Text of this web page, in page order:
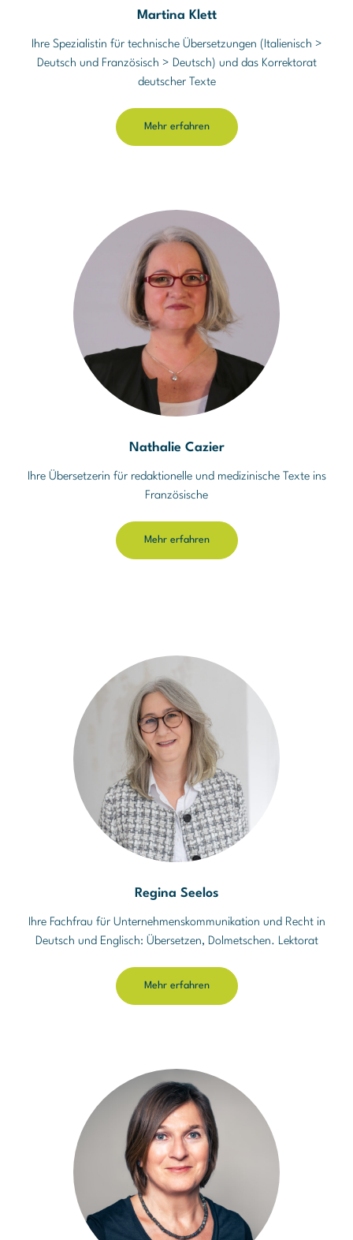
Martina Klett
Ihre Spezialistin für technische Übersetzungen (Italienisch >
Deutsch und Französisch > Deutsch) und das Korrektorat
deutscher Texte
Mehr erfahren
Nathalie Cazier
Ihre Übersetzerin für redaktionelle und medizinische Texte ins
Französische
Mehr erfahren
Regina Seelos
Ihre Fachfrau für Unternehmenskommunikation und Recht in
Deutsch und Englisch: Übersetzen, Dolmetschen. Lektorat
Mehr erfahren